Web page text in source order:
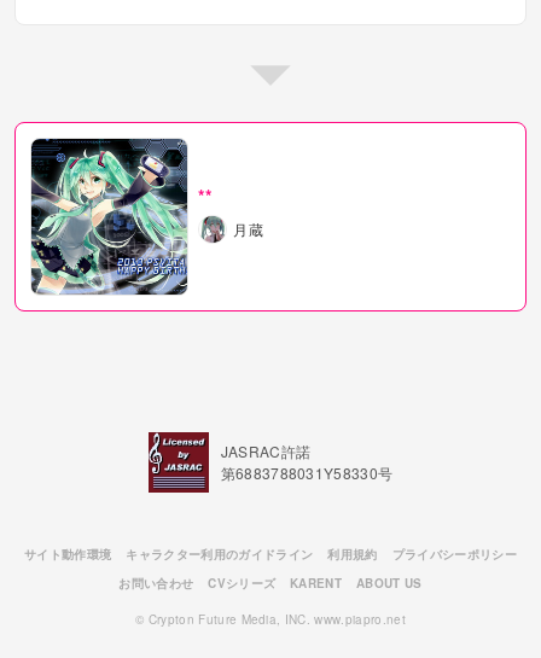
**
月蔵
JASRAC許諾
第6883788031Y58330号
サイト動作環境 キャラクター利用のガイドライン 利用規約
プライバシーポリシー
お問い合わせ
CVシリーズ KARENT ABOUT US
© Crypton Future Media, INC. www.piapro.net